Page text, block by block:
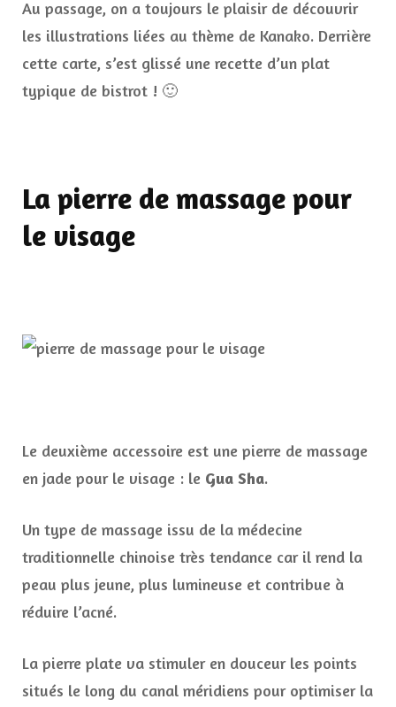
Au passage, on a toujours le plaisir de découvrir
les illustrations liées au thème de Kanako. Derrière
cette carte, s’est glissé une recette d’un plat
typique de bistrot ! 🙂
La pierre de massage pour
le visage
Le deuxième accessoire est une pierre de massage
en jade pour le visage : le Gua Sha.
Un type de massage issu de la médecine
traditionnelle chinoise très tendance car il rend la
peau plus jeune, plus lumineuse et contribue à
réduire l’acné.
La pierre plate va stimuler en douceur les points
situés le long du canal méridiens pour optimiser la